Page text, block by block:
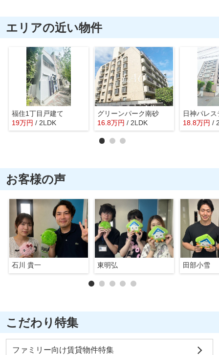
エリアの近い物件
福住1丁目戸建て
19万円 / 2LDK
グリーンパーク南砂
16.8万円 / 2LDK 18.8万円 /
お客様の声
石川 貴一 東明弘 田部小雪
こだわり特集
ファミリー向け賃貸物件特集